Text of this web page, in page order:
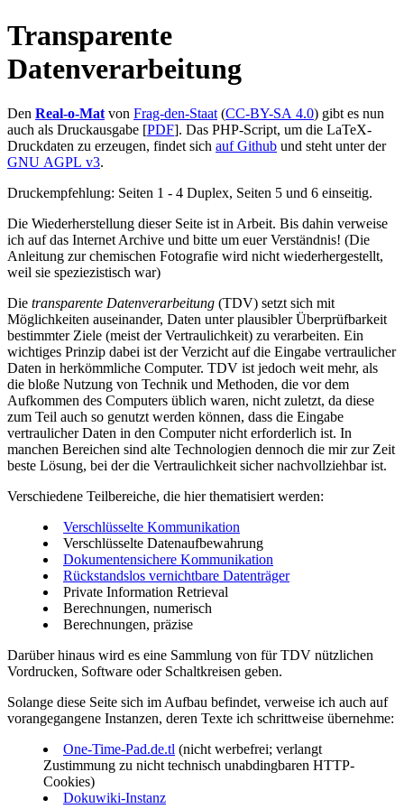
Transparente
Datenverarbeitung
Den Real-o-Mat von Frag-den-Staat (CC-BY-SA 4.0) gibt es nun
auch als Druckausgabe [PDF]. Das PHP-Script, um die LaTeX-
Druckdaten zu erzeugen, findet sich auf Github und steht unter der
GNU AGPL v3.
Druckempfehlung: Seiten 1 - 4 Duplex, Seiten 5 und 6 einseitig.
Die Wiederherstellung dieser Seite ist in Arbeit. Bis dahin verweise
ich auf das Internet Archive und bitte um euer Verständnis! (Die
Anleitung zur chemischen Fotografie wird nicht wiederhergestellt,
weil sie speziezistisch war)
Die transparente Datenverarbeitung (TDV) setzt sich mit
Möglichkeiten auseinander, Daten unter plausibler Überprüfbarkeit
bestimmter Ziele (meist der Vertraulichkeit) zu verarbeiten. Ein
wichtiges Prinzip dabei ist der Verzicht auf die Eingabe vertraulicher
Daten in herkömmliche Computer. TDV ist jedoch weit mehr, als
die bloße Nutzung von Technik und Methoden, die vor dem
Aufkommen des Computers üblich waren, nicht zuletzt, da diese
zum Teil auch so genutzt werden können, dass die Eingabe
vertraulicher Daten in den Computer nicht erforderlich ist. In
manchen Bereichen sind alte Technologien dennoch die mir zur Zeit
beste Lösung, bei der die Vertraulichkeit sicher nachvollziehbar ist.
Verschiedene Teilbereiche, die hier thematisiert werden:
Verschlüsselte Kommunikation
Verschlüsselte Datenaufbewahrung
Dokumentensichere Kommunikation
Rückstandslos vernichtbare Datenträger
Private Information Retrieval
Berechnungen, numerisch
Berechnungen, präzise
Darüber hinaus wird es eine Sammlung von für TDV nützlichen
Vordrucken, Software oder Schaltkreisen geben.
Solange diese Seite sich im Aufbau befindet, verweise ich auch auf
vorangegangene Instanzen, deren Texte ich schrittweise übernehme:
One-Time-Pad.de.tl (nicht werbefrei; verlangt
Zustimmung zu nicht technisch unabdingbaren HTTP-
Cookies)
Dokuwiki-Instanz